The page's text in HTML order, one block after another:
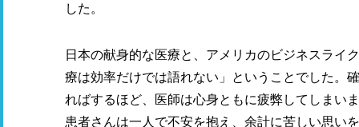
した。
日本の献身的な医療と、アメリカのビジネスライ
療は効率だけでは語れない」ということでした。
ればするほど、医師は心身ともに疲弊してしまい
患者さんは一人で不安を抱え、余計に苦しい思い